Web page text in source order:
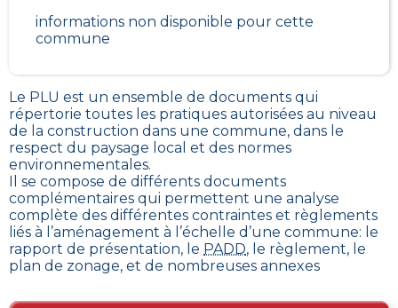
informations non disponible pour cette
commune
Le PLU est un ensemble de documents qui
répertorie toutes les pratiques autorisées au niveau
de la construction dans une commune, dans le
respect du paysage local et des normes
environnementales.
Il se compose de différents documents
complémentaires qui permettent une analyse
complète des différentes contraintes et règlements
liés à l’aménagement à l’échelle d’une commune: le
rapport de présentation, le PADD, le règlement, le
plan de zonage, et de nombreuses annexes